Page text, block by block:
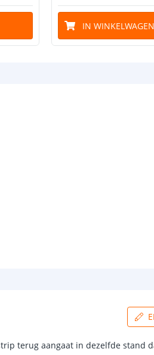
IN WINKELWAGEN
terug aangaat in dezelfde stand